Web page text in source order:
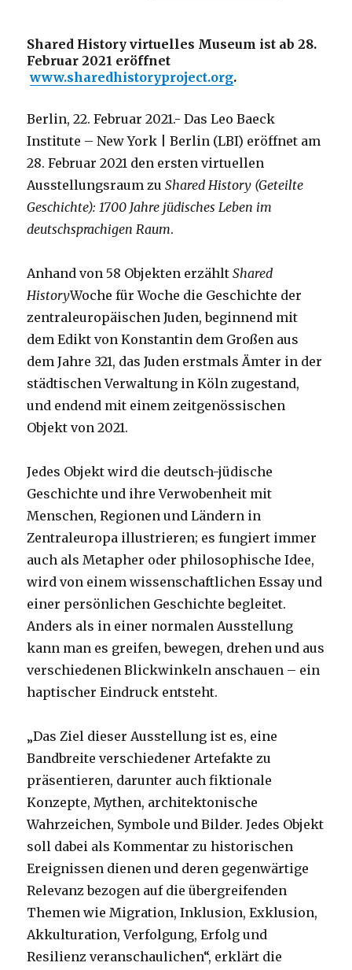
Shared History virtuelles Museum ist ab 28.
Februar 2021 eröffnet
www.sharedhistoryproject.org.
Berlin, 22. Februar 2021.- Das Leo Baeck
Institute – New York | Berlin (LBI) eröffnet am
28. Februar 2021 den ersten virtuellen
Ausstellungsraum zuShared History (Geteilte
Geschichte): 1700 Jahre jüdisches Leben im
deutschsprachigen Raum.
Anhand von 58 Objekten erzähltShared
HistoryWoche für Woche die Geschichte der
zentraleuropäischen Juden, beginnend mit
dem Edikt von Konstantin dem Großen aus
dem Jahre 321, das Juden erstmals Ämter in der
städtischen Verwaltung in Köln zugestand,
und endend mit einem zeitgenössischen
Objekt von 2021.
Jedes Objekt wird die deutsch-jüdische
Geschichte und ihre Verwobenheit mit
Menschen, Regionen und Ländern in
Zentraleuropa illustrieren; es fungiert immer
auch als Metapher oder philosophische Idee,
wird von einem wissenschaftlichen Essay und
einer persönlichen Geschichte begleitet.
Anders als in einer normalen Ausstellung
kann man es greifen, bewegen, drehen und aus
verschiedenen Blickwinkeln anschauen – ein
haptischer Eindruck entsteht.
„Das Ziel dieser Ausstellung ist es, eine
Bandbreite verschiedener Artefakte zu
präsentieren, darunter auch fiktionale
Konzepte, Mythen, architektonische
Wahrzeichen, Symbole und Bilder. Jedes Objekt
soll dabei als Kommentar zu historischen
Ereignissen dienen und deren gegenwärtige
Relevanz bezogen auf die übergreifenden
Themen wie Migration, Inklusion, Exklusion,
Akkulturation, Verfolgung, Erfolg und
Resilienz veranschaulichen“, erklärt die